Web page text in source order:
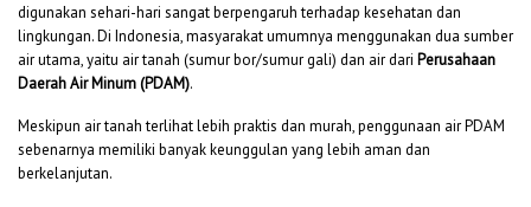
digunakan sehari-hari sangat berpengaruh terhadap kesehatan dan
lingkungan. Di Indonesia, masyarakat umumnya menggunakan dua sumber
air utama, yaitu air tanah (sumur bor/sumur gali) dan air dari Perusahaan
Daerah Air Minum (PDAM).
Meskipun air tanah terlihat lebih praktis dan murah, penggunaan air PDAM
sebenarnya memiliki banyak keunggulan yang lebih aman dan
berkelanjutan.